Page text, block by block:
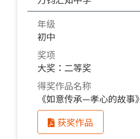
年级
初中
奖项
大奖：二等奖
得奖作品名称
《如意传承—孝心的故事》
获奖作品